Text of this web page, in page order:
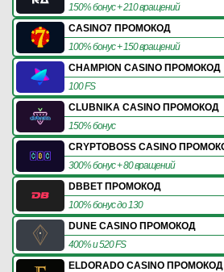
150% бонус + 210 вращений
CASINO7 ПРОМОКОД
100% бонус + 150 вращений
CHAMPION CASINO ПРОМОКОД
100 FS
CLUBNIKA CASINO ПРОМОКОД
150% бонус
CRYPTOBOSS CASINO
300% бонус + 80 вращений
DBBET ПРОМОКОД
100% бонус до 130
DUNE CASINO ПРОМОКОД
400% и 520 FS
ELDORADO CASINO ПРОМОКОД